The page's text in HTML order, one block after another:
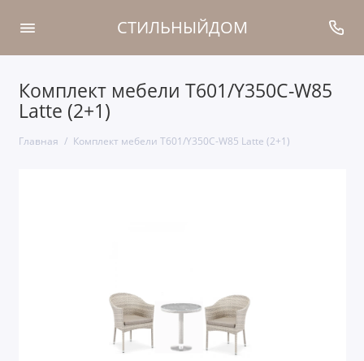
СТИЛЬНЫЙДОМ
Комплект мебели T601/Y350C-W85
Latte (2+1)
Главная Комплект мебели T601/Y350C-W85 Latte (2+1)